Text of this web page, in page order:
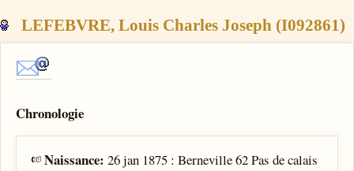
LEFEBVRE, Louis Charles Joseph (I092861)
Chronologie
Naissance:26 jan 1875 : Berneville 62 Pas de calais